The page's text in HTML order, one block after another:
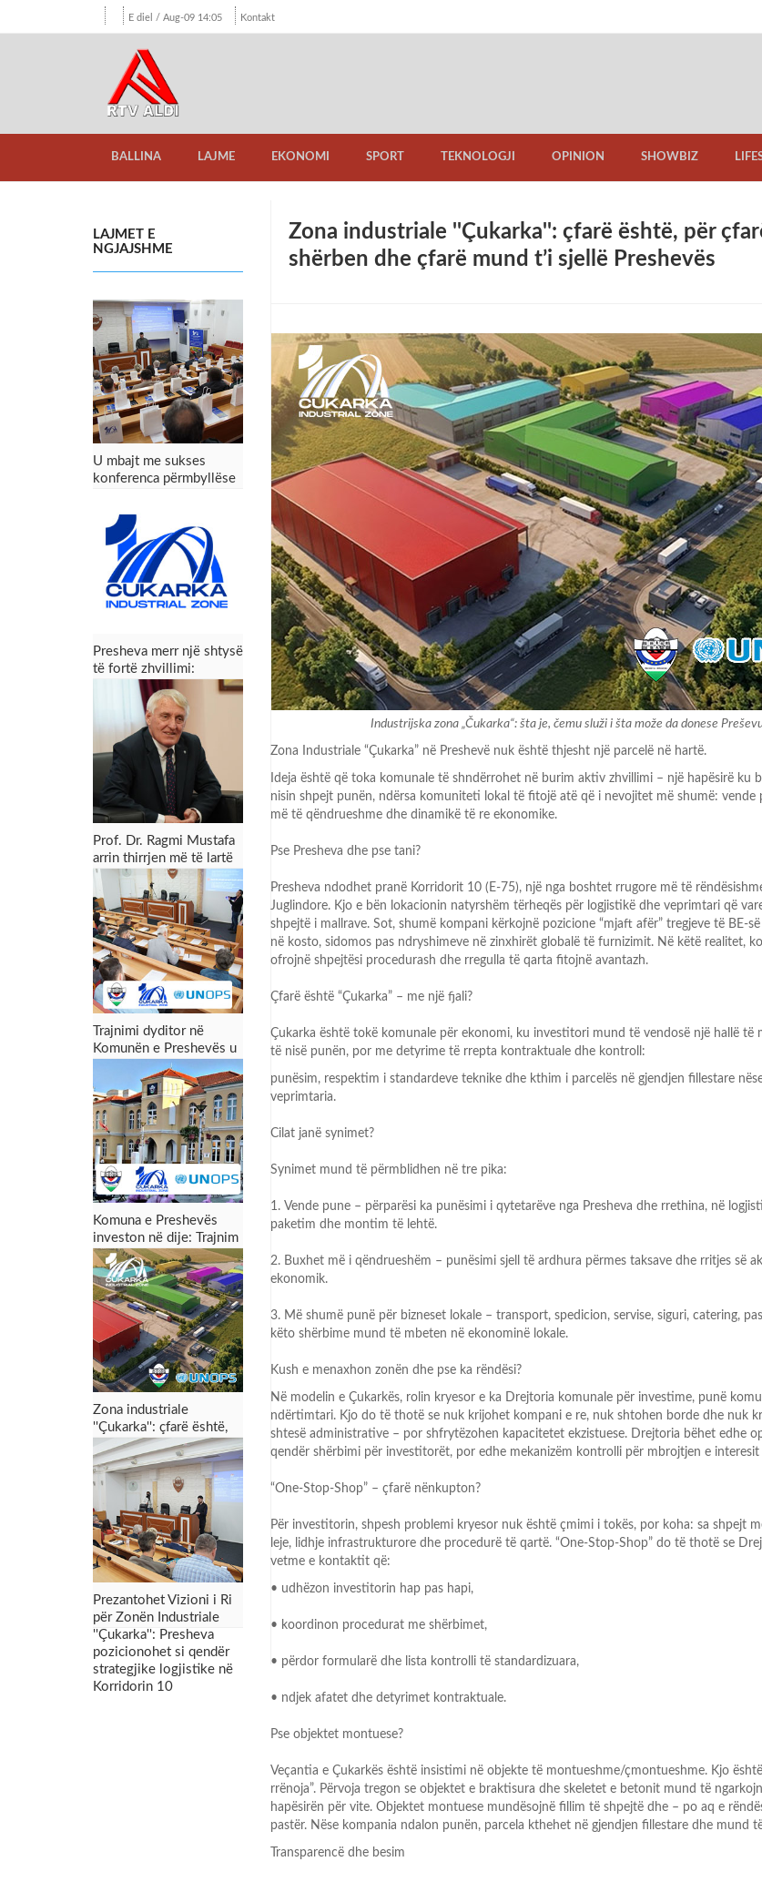
E diel / Aug-09 14:05 Kontakt
BALLINA LAJME EKONOMI SPORT TEKNOLOGJI OPINION SHOWBIZ
LAJMET E
NGJAJSHME
U mbajt me sukses
konferenca përmbyllëse
Industriale “Çukarka” –
Presheva fiton mundësi
të reja zhvillimi
Presheva merr një shtysë
të fortë zhvillimi:
Konferenca përmbyllëse
e projektit Zona
Industriale “Çukarka”
Prof. Dr. Ragmi Mustafa
arrin thirrjen më të lartë
akademike
Trajnimi dyditor në
Komunën e Preshevës u
përmbyll me sukses:
Forcimi i kapaciteteve
për menaxhimin e zonës
industriale dhe tërheqjen
e investimeve
Komuna e Preshevës
investon në dije: Trajnim
dyditor për punonjësit
për menaxhimin e zonës
industriale dhe tërheqjen
e investimeve
Zona industriale
''Çukarka'': çfarë është,
për çfarë shërben dhe
çfarë mund t’i sjellë
Preshevës
Prezantohet Vizioni i Ri
për Zonën Industriale
''Çukarka'': Presheva
pozicionohet si qendër
strategjike logjistike në
Korridorin 10
Zona industriale ''Çukarka'': çfarë është, për
shërben dhe çfarë mund t’i sjellë Preshevës
Industrijska zona „Čukarka“: šta je, čemu služi i šta može da donese
Zona Industriale “Çukarka” në Preshevë nuk është thjesht një parcelë në hartë.
Ideja është që toka komunale të shndërrohet në burim aktiv zhvillimi – një hapësirë ku
nisin shpejt punën, ndërsa komuniteti lokal të fitojë atë që i nevojitet më shumë: vende
më të qëndrueshme dhe dinamikë të re ekonomike.
Pse Presheva dhe pse tani?
Presheva ndodhet pranë Korridorit 10 (E-75), një nga boshtet rrugore më të
Juglindore. Kjo e bën lokacionin natyrshëm tërheqës për logjistikë dhe veprimtari që
shpejtë i mallrave. Sot, shumë kompani kërkojnë pozicione “mjaft afër” tregjeve të BE-
në kosto, sidomos pas ndryshimeve në zinxhirët globalë të furnizimit. Në këtë realitet,
ofrojnë shpejtësi procedurash dhe rregulla të qarta fitojnë avantazh.
Çfarë është “Çukarka” – me një fjali?
Çukarka është tokë komunale për ekonomi, ku investitori mund të vendosë një hallë të
të nisë punën, por me detyrime të rrepta kontraktuale dhe kontroll:
punësim, respektim i standardeve teknike dhe kthim i parcelës në gjendjen fillestare nës
veprimtaria.
Cilat janë synimet?
Synimet mund të përmblidhen në tre pika:
1. Vende pune – përparësi ka punësimi i qytetarëve nga Presheva dhe rrethina, në
paketim dhe montim të lehtë.
2. Buxhet më i qëndrueshëm – punësimi sjell të ardhura përmes taksave dhe rritjes së
ekonomik.
3. Më shumë punë për bizneset lokale – transport, spedicion, servise, siguri, catering,
këto shërbime mund të mbeten në ekonominë lokale.
Kush e menaxhon zonën dhe pse ka rëndësi?
Në modelin e Çukarkës, rolin kryesor e ka Drejtoria komunale për investime, punë
ndërtimtari. Kjo do të thotë se nuk krijohet kompani e re, nuk shtohen borde dhe nuk
shtesë administrative – por shfrytëzohen kapacitetet ekzistuese. Drejtoria bëhet edhe
qendër shërbimi për investitorët, por edhe mekanizëm kontrolli për mbrojtjen e
“One-Stop-Shop” – çfarë nënkupton?
Për investitorin, shpesh problemi kryesor nuk është çmimi i tokës, por koha: sa shpejt
leje, lidhje infrastrukturore dhe procedurë të qartë. “One-Stop-Shop” do të thotë se
vetme e kontaktit që:
• udhëzon investitorin hap pas hapi,
• koordinon procedurat me shërbimet,
• përdor formularë dhe lista kontrolli të standardizuara,
• ndjek afatet dhe detyrimet kontraktuale.
Pse objektet montuese?
Veçantia e Çukarkës është insistimi në objekte të montueshme/çmontueshme. Kjo
rrënoja”. Përvoja tregon se objektet e braktisura dhe skeletet e betonit mund të
hapësirën për vite. Objektet montuese mundësojnë fillim të shpejtë dhe – po aq e
pastër. Nëse kompania ndalon punën, parcela kthehet në gjendjen fillestare dhe mund
Transparencë dhe besim